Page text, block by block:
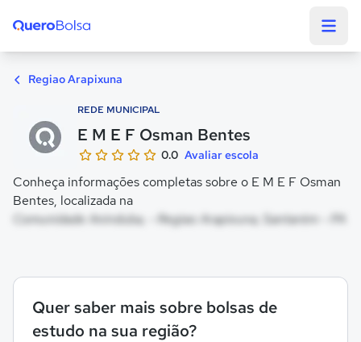
Regiao Arapixuna
REDE MUNICIPAL
E M E F Osman Bentes
0.0 Avaliar escola
Conheça informações completas sobre o E M E F Osman
Bentes, localizada na
Comunidade Aninduba, - Regiao Arapixuna, Santarém - PA
Quer saber mais sobre bolsas de
estudo na sua região?